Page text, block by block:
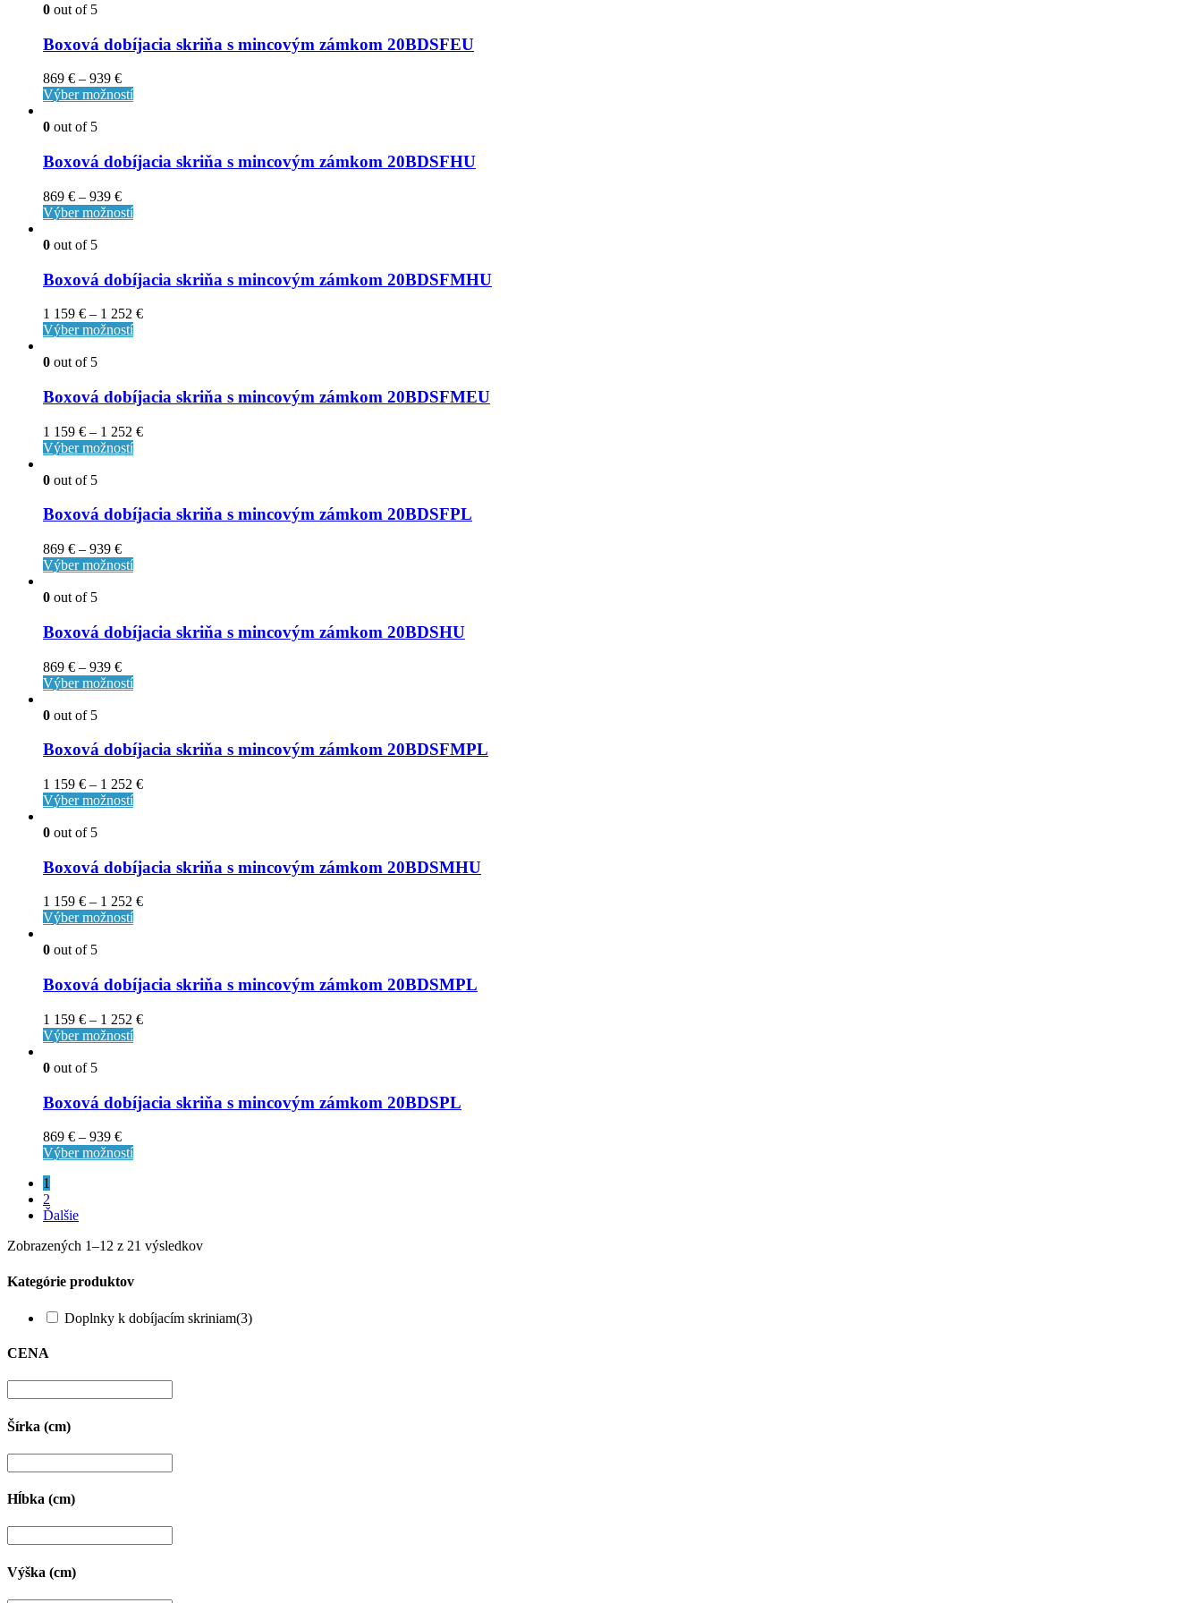
0 out of 5
Boxová dobíjacia skriňa s mincovým zámkom 20BDSFEU
869 € – 939 €
Výber možností
0 out of 5
Boxová dobíjacia skriňa s mincovým zámkom 20BDSFHU
869 € – 939 €
Výber možností
0 out of 5
Boxová dobíjacia skriňa s mincovým zámkom 20BDSFMHU
1 159 € – 1 252 €
Výber možností
0 out of 5
Boxová dobíjacia skriňa s mincovým zámkom 20BDSFMEU
1 159 € – 1 252 €
Výber možností
0 out of 5
Boxová dobíjacia skriňa s mincovým zámkom 20BDSFPL
869 € – 939 €
Výber možností
0 out of 5
Boxová dobíjacia skriňa s mincovým zámkom 20BDSHU
869 € – 939 €
Výber možností
0 out of 5
Boxová dobíjacia skriňa s mincovým zámkom 20BDSFMPL
1 159 € – 1 252 €
Výber možností
0 out of 5
Boxová dobíjacia skriňa s mincovým zámkom 20BDSMHU
1 159 € – 1 252 €
Výber možností
0 out of 5
Boxová dobíjacia skriňa s mincovým zámkom 20BDSMPL
1 159 € – 1 252 €
Výber možností
0 out of 5
Boxová dobíjacia skriňa s mincovým zámkom 20BDSPL
869 € – 939 €
Výber možností
1
2
Ďalšie
Zobrazených 1–12 z 21 výsledkov
Kategórie produktov
Doplnky k dobíjacím skriniam(3)
CENA
Šírka (cm)
Hĺbka (cm)
Výška (cm)